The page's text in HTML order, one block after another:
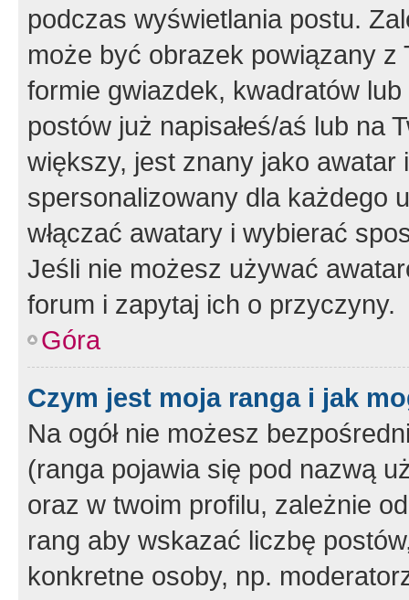
podczas wyświetlania postu.
może być obrazek powiązany z
formie gwiazdek, kwadratów
postów już napisałeś/aś lub na
większy, jest znany jako
spersonalizowany dla każdego
włączać awatary i wybierać
Jeśli nie możesz używać
forum i zapytaj ich o przyczyny.
Góra
Czym jest moja ranga i jak
Na ogół nie możesz
(ranga pojawia się pod nazwą
oraz w twoim profilu, zależnie
rang aby wskazać liczbę
konkretne osoby, np.